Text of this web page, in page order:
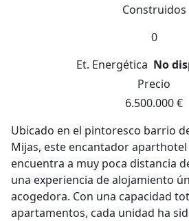
Construidos
0
Et. Energética No
Precio
6.500.000 €
Ubicado en el pintoresco barrio
Mijas, este encantador
encuentra a muy poca distancia
una experiencia de alojamiento
acogedora. Con una capacidad
apartamentos, cada unidad ha